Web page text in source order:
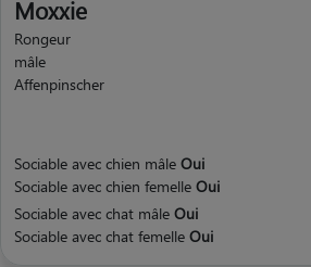
Moxxie
Rongeur
mâle
Affenpinscher
Sociable avec chien mâle Oui
Sociable avec chien femelle Oui
Sociable avec chat mâle Oui
Sociable avec chat femelle Oui